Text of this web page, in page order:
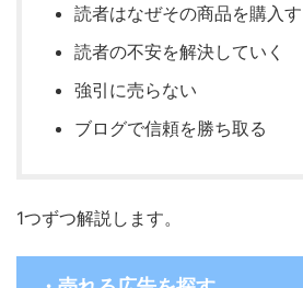
読者はなぜその商品を購入
読者の不安を解決していく
強引に売らない
ブログで信頼を勝ち取る
1つずつ解説します。